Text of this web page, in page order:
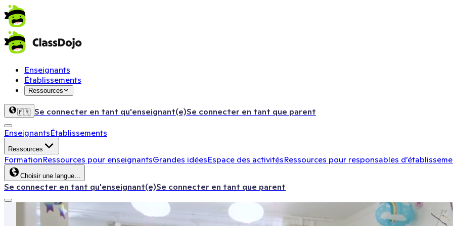
Enseignants
Établissements
Ressources
🇫🇷 Se connecter en tant qu'enseignant(e)Se connecter en tant que parent
EnseignantsÉtablissements
Ressources
FormationRessources pour enseignantsGrandes idéesEspace des activitésRessources pour responsables
Choisir une langue…
Se connecter en tant qu'enseignant(e)Se connecter en tant que parent